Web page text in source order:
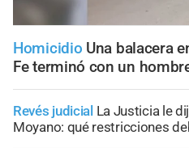
Homicidio Una balacera
Fe terminó con un
Revés judicial La Justicia le
Moyano: qué restricciones